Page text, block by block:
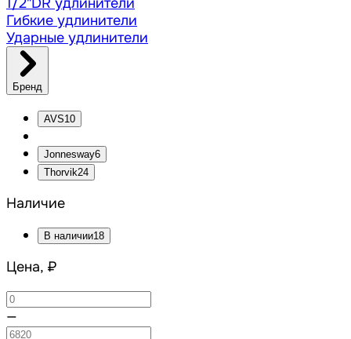
Гибкие удлинители
Ударные удлинители
Бренд
AVS10
Jonnesway6
Thorvik24
Наличие
В наличии18
Цена, ₽
—